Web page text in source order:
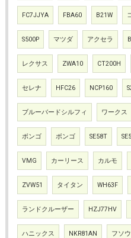
FC7JJYA FBA60 B21W
S500P マツダ アクセラ
レクサス ZWA10 CT200H
セレナ HFC26 NCP160
ブルーバードシルフィ ワークス
ボンゴ ボンゴ SE58T
VMG カーリース カルモ
ZVW51 タイタン WH63F
ランドクルーザー HZJ77HV
ハニックス NKR81AN フソウ